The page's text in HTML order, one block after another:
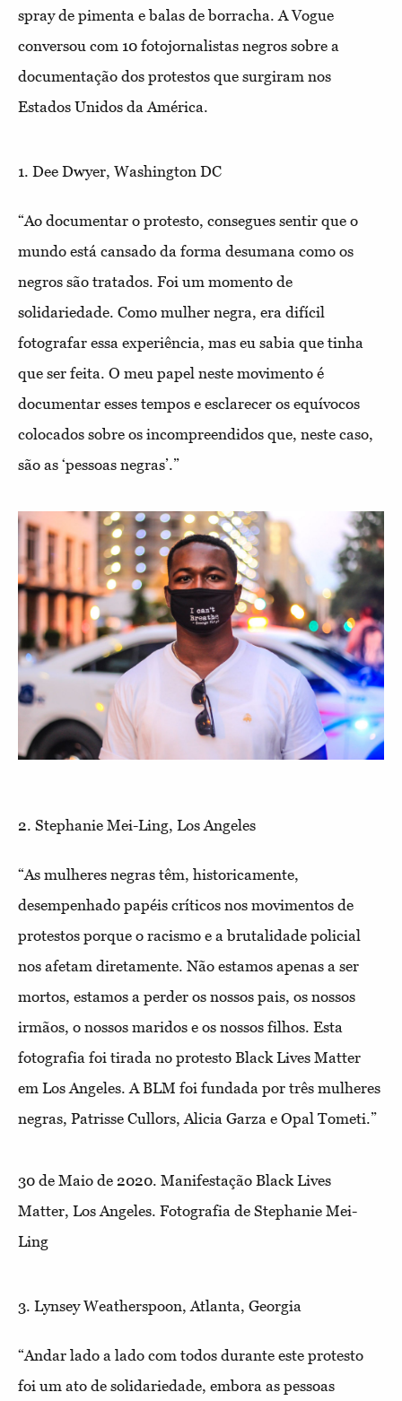
spray de pimenta e balas de borracha. A Vogue
conversou com 10 fotojornalistas negros sobre a
documentação dos protestos que surgiram nos
Estados Unidos da América.
1. Dee Dwyer, Washington DC
“Ao documentar o protesto, consegues sentir que o
mundo está cansado da forma desumana como os
negros são tratados. Foi um momento de
solidariedade. Como mulher negra, era difícil
fotografar essa experiência, mas eu sabia que tinha
que ser feita. O meu papel neste movimento é
documentar esses tempos e esclarecer os equívocos
colocados sobre os incompreendidos que, neste caso,
são as ‘pessoas negras’.”
2. Stephanie Mei-Ling, Los Angeles
“As mulheres negras têm, historicamente,
desempenhado papéis críticos nos movimentos de
protestos porque o racismo e a brutalidade policial
nos afetam diretamente. Não estamos apenas a ser
mortos, estamos a perder os nossos pais, os nossos
irmãos, o nossos maridos e os nossos filhos. Esta
fotografia foi tirada no protesto Black Lives Matter
em Los Angeles. A BLM foi fundada por três mulheres
negras, Patrisse Cullors, Alicia Garza e Opal Tometi.”
30 de Maio de 2020. Manifestação Black Lives
Matter, Los Angeles. Fotografia de Stephanie Mei-
Ling
3. Lynsey Weatherspoon, Atlanta, Georgia
“Andar lado a lado com todos durante este protesto
foi um ato de solidariedade, embora as pessoas